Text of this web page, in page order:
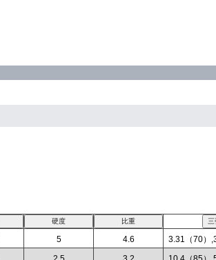
5 4.6 3.31（70）